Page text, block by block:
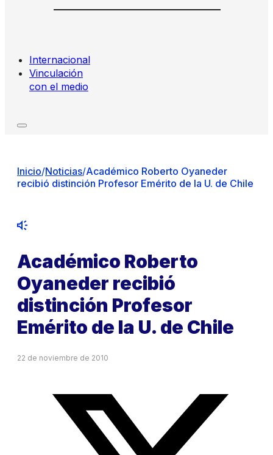
Internacional
Vinculación
con el medio
Inicio/Noticias/Académico Roberto Oyaneder
recibió distinción Profesor Emérito de la U. de Chile
Académico Roberto
Oyaneder recibió
distinción Profesor
Emérito de la U. de Chile
22 de noviembre de 2010